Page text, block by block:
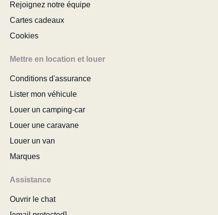
Rejoignez notre équipe
Cartes cadeaux
Cookies
Mettre en location et louer
Conditions d'assurance
Lister mon véhicule
Louer un camping-car
Louer une caravane
Louer un van
Marques
Assistance
Ouvrir le chat